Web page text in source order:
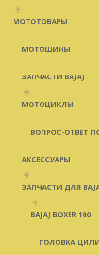
+
МОТОТОВАРЫ
МОТОШИНЫ
ЗАПЧАСТИ BAJAJ
+
МОТОЦИКЛЫ
ВОПРОС-ОТВЕТ
АКСЕССУАРЫ
+
ЗАПЧАСТИ ДЛЯ
+
BAJAJ BOXER 100
ГОЛОВКА